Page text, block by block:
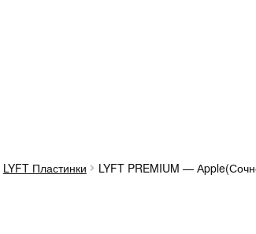
LYFT Пластинки LYFT PREMIUM —